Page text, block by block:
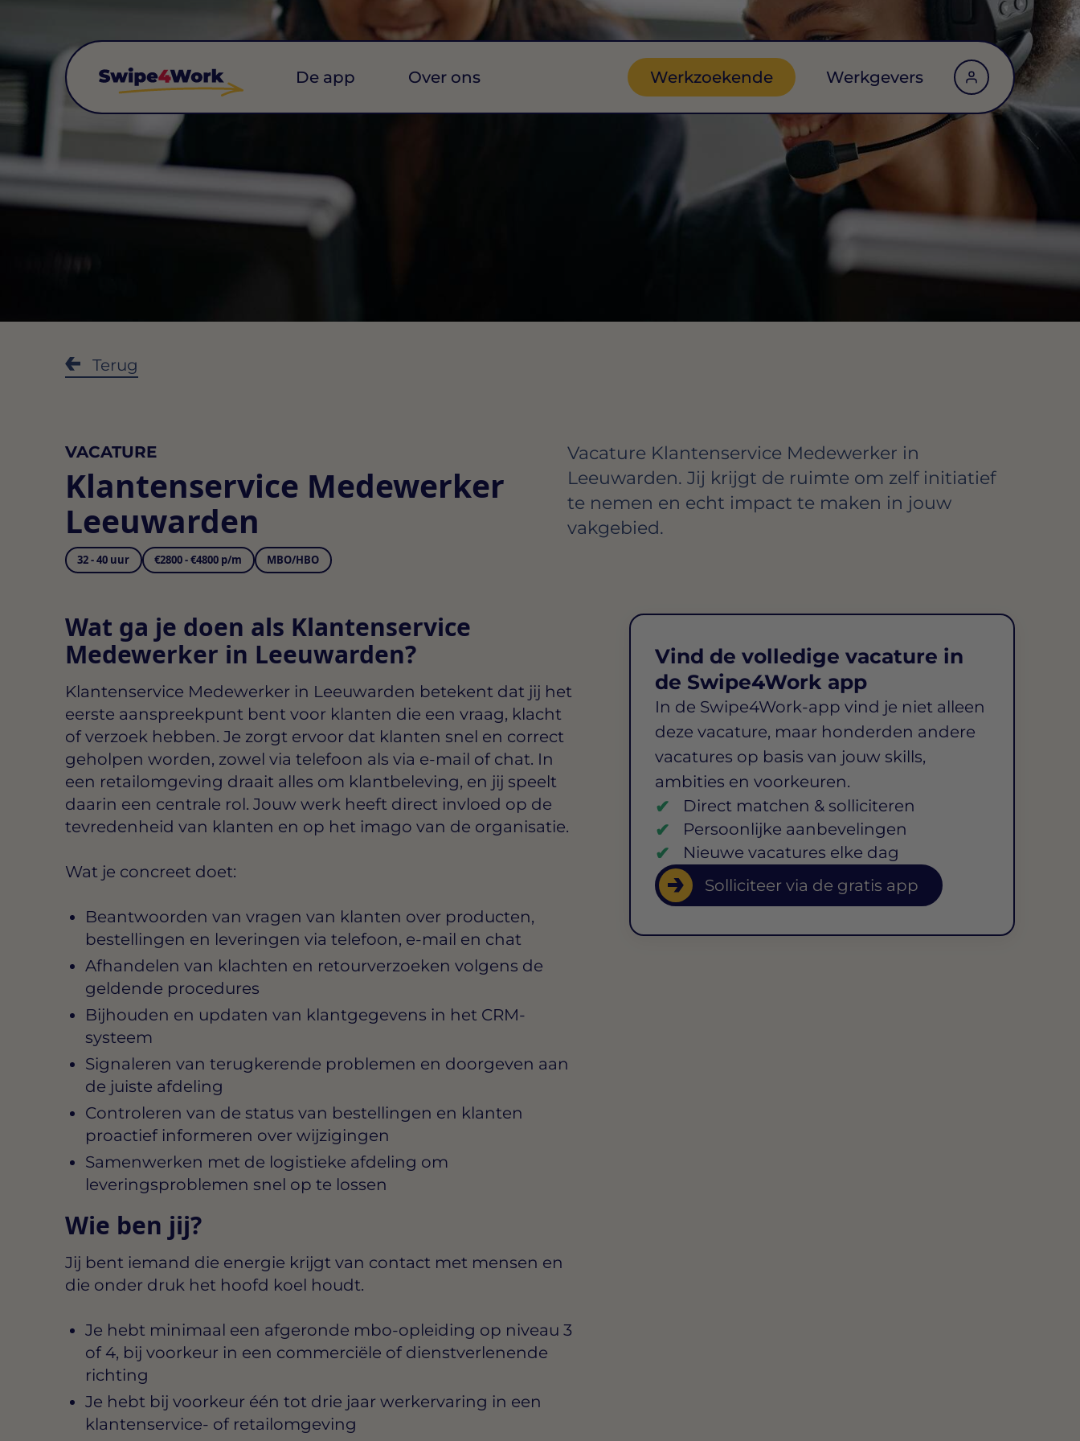
De app Over ons Werkzoekende Werkgevers
Terug
VACATURE
Klantenservice Medewerker
Leeuwarden
32 - 40 uur €2800 - €4800 p/m MBO/HBO
Vacature Klantenservice Medewerker in
Leeuwarden. Jij krijgt de ruimte om zelf initiatief
te nemen en echt impact te maken in jouw
vakgebied.
Wat ga je doen als Klantenservice
Medewerker in Leeuwarden?
Klantenservice Medewerker in Leeuwarden betekent dat jij het
eerste aanspreekpunt bent voor klanten die een vraag, klacht
of verzoek hebben. Je zorgt ervoor dat klanten snel en correct
geholpen worden, zowel via telefoon als via e-mail of chat. In
een retailomgeving draait alles om klantbeleving, en jij speelt
daarin een centrale rol. Jouw werk heeft direct invloed op de
tevredenheid van klanten en op het imago van de organisatie.
Wat je concreet doet:
Beantwoorden van vragen van klanten over producten,
bestellingen en leveringen via telefoon, e-mail en chat
Afhandelen van klachten en retourverzoeken volgens de
geldende procedures
Bijhouden en updaten van klantgegevens in het CRM-
systeem
Signaleren van terugkerende problemen en doorgeven aan
de juiste afdeling
Controleren van de status van bestellingen en klanten
proactief informeren over wijzigingen
Samenwerken met de logistieke afdeling om
leveringsproblemen snel op te lossen
Wie ben jij?
Jij bent iemand die energie krijgt van contact met mensen en
die onder druk het hoofd koel houdt.
Je hebt minimaal een afgeronde mbo-opleiding op niveau 3
of 4, bij voorkeur in een commerciële of dienstverlenende
richting
Je hebt bij voorkeur één tot drie jaar werkervaring in een
klantenservice- of retailomgeving
Vind de volledige vacature in
de Swipe4Work app
In de Swipe4Work-app vind je niet alleen
deze vacature, maar honderden andere
vacatures op basis van jouw skills,
ambities en voorkeuren.
Direct matchen & solliciteren
Persoonlijke aanbevelingen
Nieuwe vacatures elke dag
Solliciteer via de gratis app